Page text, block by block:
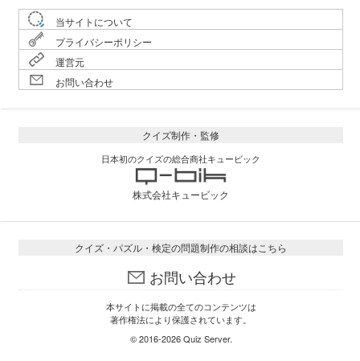
当サイトについて
プライバシーポリシー
運営元
お問い合わせ
クイズ制作・監修
日本初のクイズの総合商社キュービック
株式会社キュービック
クイズ・パズル・検定の問題制作の相談はこちら
お問い合わせ
本サイトに掲載の全てのコンテンツは
著作権法により保護されています。
© 2016-2026Quiz Server.